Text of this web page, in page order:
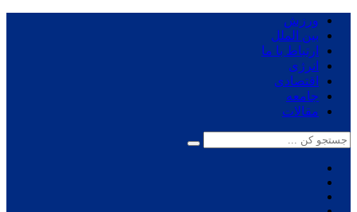
ورزش
بین الملل
ارتباط با ما
انرژی
اقتصادی
جامعه
مقالات